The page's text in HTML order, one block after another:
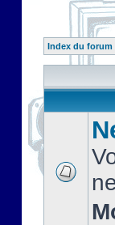
Index du forum